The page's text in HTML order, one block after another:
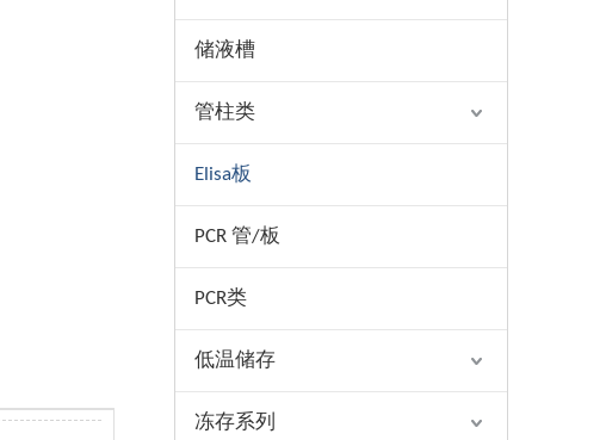
储液槽
管柱类
Elisa板
PCR 管/板
PCR类
低温储存
冻存系列